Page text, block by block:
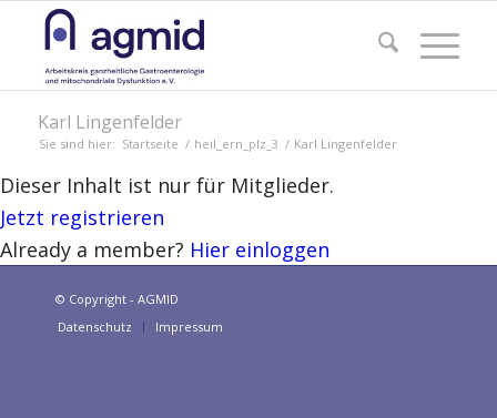
Karl Lingenfelder
Sie sind hier: Startseite / heil_ern_plz_3 / Karl Lingenfelder
Dieser Inhalt ist nur für Mitglieder.
Jetzt registrieren
Already a member? Hier einloggen
© Copyright - AGMID
Datenschutz
Impressum